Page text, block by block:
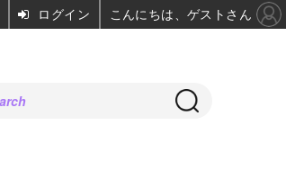
ログイン こんにちは、ゲストさん